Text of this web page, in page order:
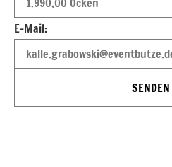
E-Mail:
SENDEN